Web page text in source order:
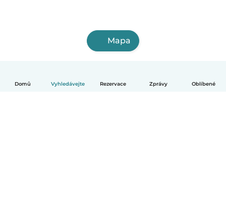
Domů Vyhledávejte Rezervace Zprávy Oblíbené
Mapa